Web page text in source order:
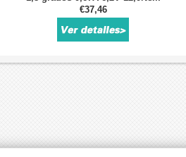
Tornillo de plomo 100mm
€37,46